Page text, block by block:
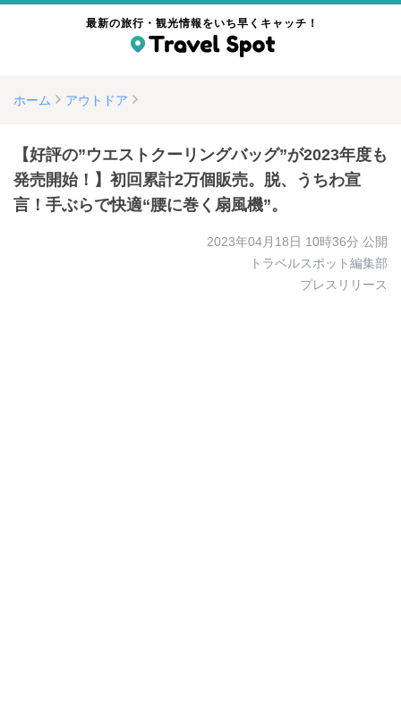
最新の旅行・観光情報をいち早くキャッチ！
ホーム アウトドア
【好評の”ウエストクーリングバッグ”が2023年度も
発売開始！】初回累計2万個販売。脱、うちわ宣
言！手ぶらで快適“腰に巻く扇風機”。
2023年04月18日 10時36分 公開
トラベルスポット編集部
プレスリリース